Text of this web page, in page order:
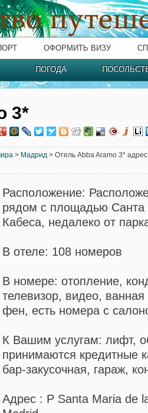
ОФОРМИТЬ ВИЗУ
ПОГОДА
3*
> Мадрид > Отель Abba Aramo 3*
Расположение:
рядом с площадью
Кабеса, недалеко от
В отеле: 108 номеров
В номере: отопление,
телевизор, видео,
фен, есть номера с
К Вашим услугам: лифт,
принимаются кредитные
бар-закусочная, гараж,
Адрес : P Santa Maria de